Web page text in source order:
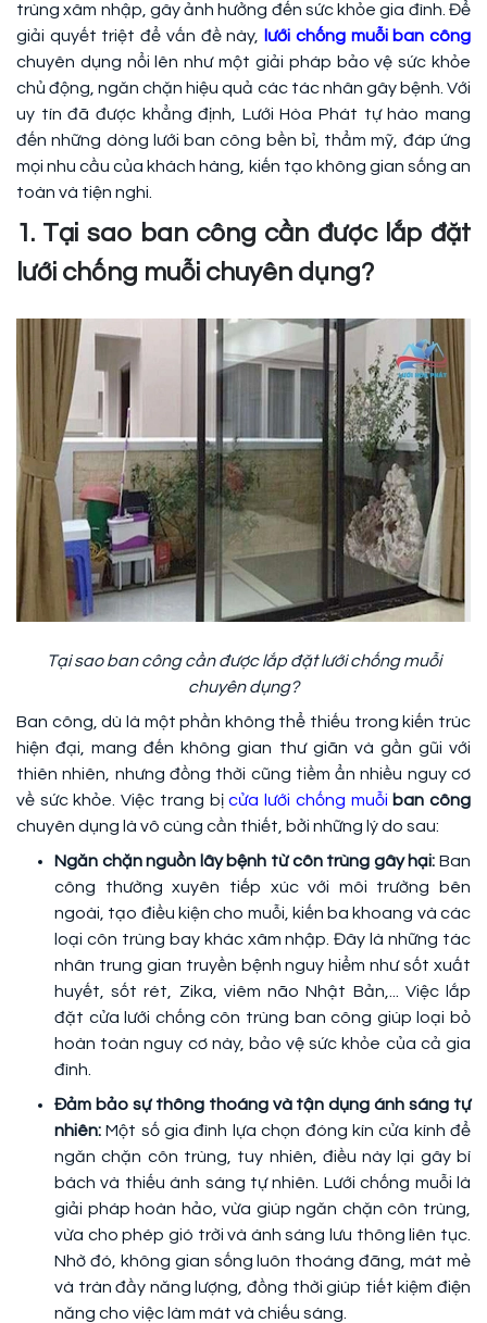
trùng xâm nhập, gây ảnh hưởng đến sức khỏe gia đình. Để
giải quyết triệt để vấn đề này,
lưới chống muỗi ban công
chuyên dụng nổi lên như một giải pháp bảo vệ sức khỏe
chủ động, ngăn chặn hiệu quả các tác nhân gây bệnh. Với
uy tín đã được khẳng định, Lưới Hòa Phát tự hào mang
đến những dòng lưới ban công bền bỉ, thẩm mỹ, đáp ứng
mọi nhu cầu của khách hàng, kiến tạo không gian sống an
toàn và tiện nghi.
1. Tại sao ban công cần được lắp đặt
lưới chống muỗi chuyên dụng?
Tại sao ban công cần được lắp đặt lưới chống muỗi
chuyên dụng?
Ban công, dù là một phần không thể thiếu trong kiến trúc
hiện đại, mang đến không gian thư giãn và gần gũi với
thiên nhiên, nhưng đồng thời cũng tiềm ẩn nhiều nguy cơ
về sức khỏe. Việc trang bịcửa lưới chống muỗi ban công
chuyên dụng là vô cùng cần thiết, bởi những lý do sau:
Ngăn chặn nguồn lây bệnh từ côn trùng gây hại: Ban
công thường xuyên tiếp xúc với môi trường bên
ngoài, tạo điều kiện cho muỗi, kiến ba khoang và các
loại côn trùng bay khác xâm nhập. Đây là những tác
nhân trung gian truyền bệnh nguy hiểm như sốt xuất
huyết, sốt rét, Zika, viêm não Nhật Bản,... Việc lắp
đặt cửa lưới chống côn trùng ban công giúp loại bỏ
hoàn toàn nguy cơ này, bảo vệ sức khỏe của cả gia
đình.
Đảm bảo sự thông thoáng và tận dụng ánh sáng tự
nhiên:Một số gia đình lựa chọn đóng kín cửa kính để
ngăn chặn côn trùng, tuy nhiên, điều này lại gây bí
bách và thiếu ánh sáng tự nhiên. Lưới chống muỗi là
giải pháp hoàn hảo, vừa giúp ngăn chặn côn trùng,
vừa cho phép gió trời và ánh sáng lưu thông liên tục.
Nhờ đó, không gian sống luôn thoáng đãng, mát mẻ
và tràn đầy năng lượng, đồng thời giúp tiết kiệm điện
năng cho việc làm mát và chiếu sáng.